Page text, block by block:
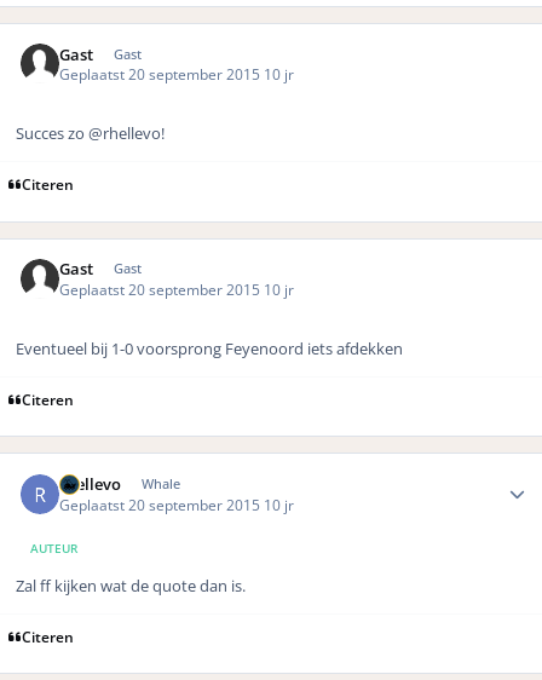
Gast Gast
Geplaatst 20 september 2015 10 jr
Succes zo @rhellevo!
Citeren
Gast Gast
Geplaatst 20 september 2015 10 jr
Eventueel bij 1-0 voorsprong Feyenoord iets afdekken
Citeren
rhellevo Whale
Geplaatst 20 september 2015 10 jr
AUTEUR
Zal ff kijken wat de quote dan is.
Citeren